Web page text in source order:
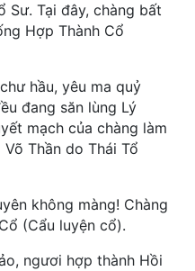
Sư. Tại đây, chàng bất
Hợp Thành Cổ
hầu, yêu ma quỷ
đang săn lùng Lý
mạch của chàng làm
Thần do Thái Tổ
không màng! Chàng
(Cẩu luyện cổ).
ngươi hợp thành Hồi